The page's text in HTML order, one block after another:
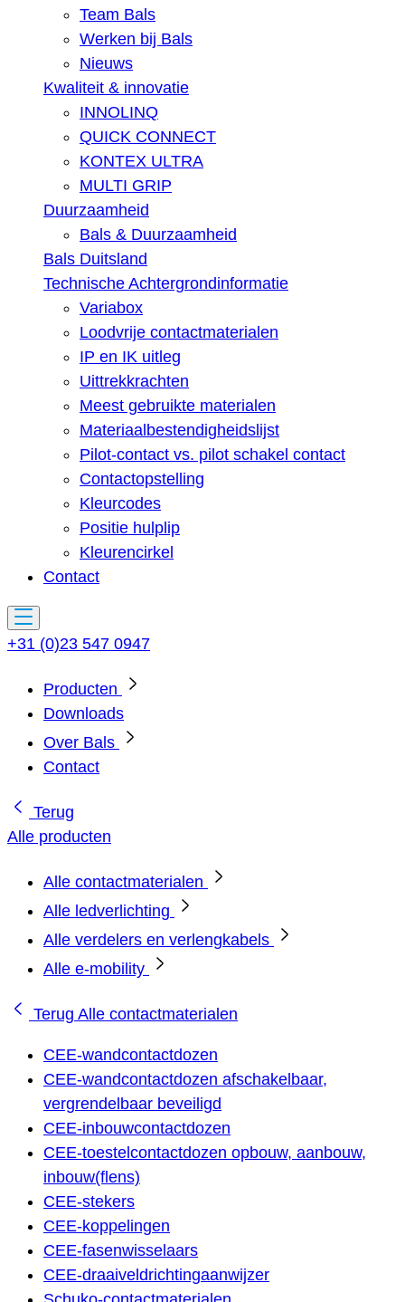
Team Bals
Werken bij Bals
Nieuws
Kwaliteit & innovatie
INNOLINQ
QUICK CONNECT
KONTEX ULTRA
MULTI GRIP
Duurzaamheid
Bals & Duurzaamheid
Bals Duitsland
Technische Achtergrondinformatie
Variabox
Loodvrije contactmaterialen
IP en IK uitleg
Uittrekkrachten
Meest gebruikte materialen
Materiaalbestendigheidslijst
Pilot-contact vs. pilot schakel contact
Contactopstelling
Kleurcodes
Positie hulplip
Kleurencirkel
Contact
+31 (0)23 547 0947
Producten
Downloads
Over Bals
Contact
Terug
Alle producten
Alle contactmaterialen
Alle ledverlichting
Alle verdelers en verlengkabels
Alle e-mobility
Terug Alle contactmaterialen
CEE-wandcontactdozen
CEE-wandcontactdozen afschakelbaar,
vergrendelbaar beveiligd
CEE-inbouwcontactdozen
CEE-toestelcontactdozen opbouw, aanbouw,
inbouw(flens)
CEE-stekers
CEE-koppelingen
CEE-fasenwisselaars
CEE-draaiveldrichtingaanwijzer